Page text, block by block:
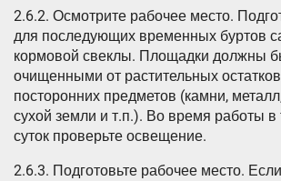
2.6.2. Осмотрите рабочее место.
для последующих временных буртов
кормовой свеклы. Площадки должны
очищенными от растительных
посторонних предметов (камни,
сухой земли и т.п.). Во время работы
суток проверьте освещение.
2.6.3. Подготовьте рабочее место.